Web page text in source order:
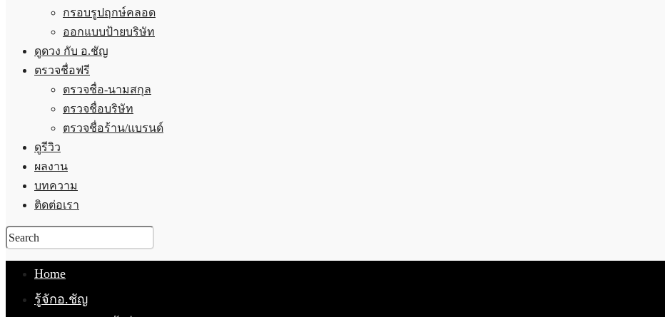
กรอบรูปฤกษ์คลอด
ออกแบบป้ายบริษัท
ดูดวง กับ อ.ชัญ
ตรวจชื่อฟรี
ตรวจชื่อ-นามสกุล
ตรวจชื่อบริษัท
ตรวจชื่อร้าน/แบรนด์
ดูรีวิว
ผลงาน
บทความ
ติดต่อเรา
Home
รู้จักอ.ชัญ